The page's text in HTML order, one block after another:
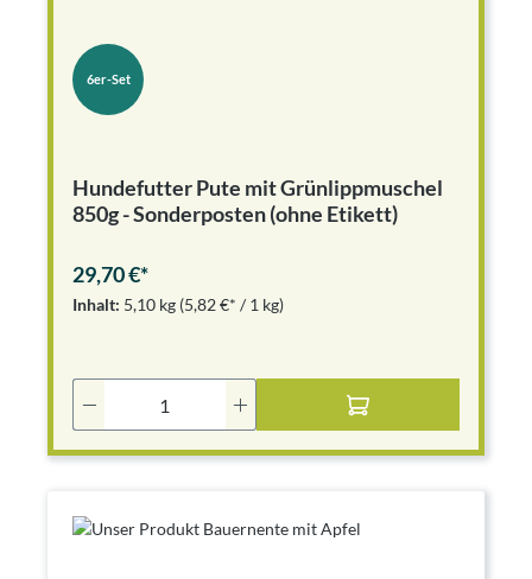
6er-Set
Hundefutter Pute mit Grünlippmuschel
850g - Sonderposten (ohne Etikett)
29,70 €*
Inhalt: 5,10 kg (5,82 €* / 1 kg)
Produkt Anzahl: Gib den gewünschten